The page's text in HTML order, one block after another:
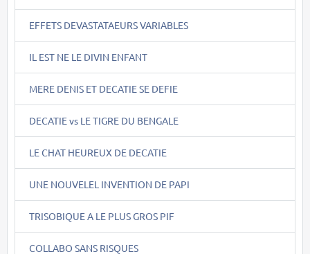
EFFETS DEVASTATAEURS VARIABLES
IL EST NE LE DIVIN ENFANT
MERE DENIS ET DECATIE SE DEFIE
DECATIE vs LE TIGRE DU BENGALE
LE CHAT HEUREUX DE DECATIE
UNE NOUVELEL INVENTION DE PAPI
TRISOBIQUE A LE PLUS GROS PIF
COLLABO SANS RISQUES